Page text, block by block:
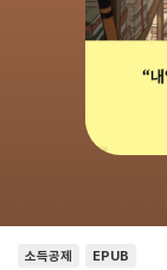
소득공제 EPUB